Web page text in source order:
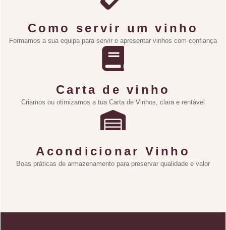
Como servir um vinho
Formamos a sua equipa para servir e apresentar vinhos com confiança
Carta de vinho
Criamos ou otimizamos a tua Carta de Vinhos, clara e rentável
Acondicionar Vinho
Boas práticas de armazenamento para preservar qualidade e valor